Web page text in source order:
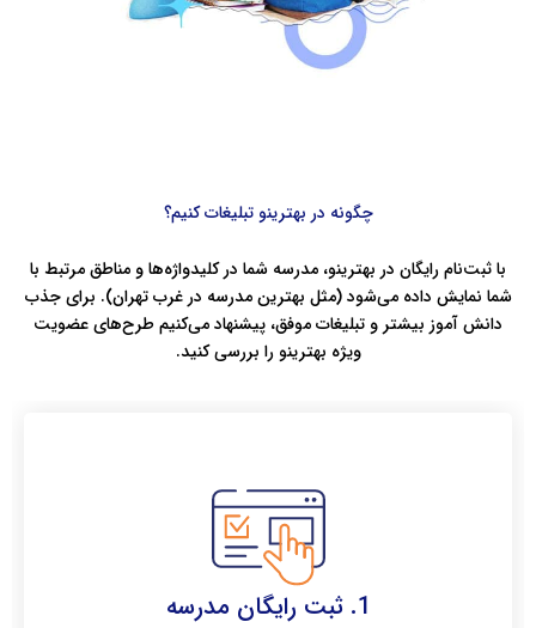
چگونه در بهترینو تبلیغات کنیم؟
با ثبت‌نام رایگان در بهترینو، مدرسه شما در کلیدواژه‌ها و مناطق مرتبط با
شما نمایش داده می‌شود (مثل بهترین مدرسه در غرب تهران). برای جذب
دانش آموز بیشتر و تبلیغات موفق، پیشنهاد می‌کنیم طرح‌های عضویت
ویژه بهترینو را بررسی کنید.
1. ثبت رایگان مدرسه